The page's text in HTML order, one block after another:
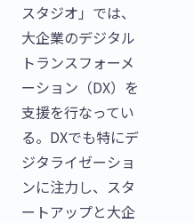
スタジオ」では、
大企業のデジタル
トランスフォーメ
ーション（DX）を
支援を行なってい
る。DXでも特にデ
ジタライゼーショ
ンに注力し、スタ
ートアップと大企